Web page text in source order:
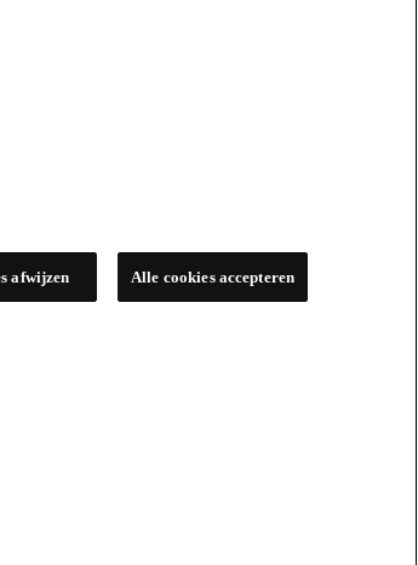
afwijzen Alle cookies accepteren